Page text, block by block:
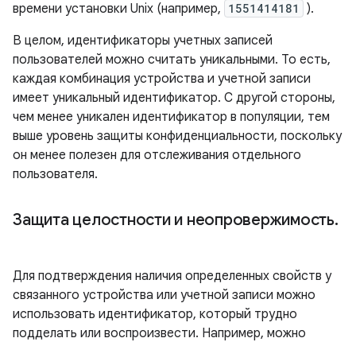
времени установки Unix (например, 1551414181
).
В целом, идентификаторы учетных записей
пользователей можно считать уникальными. То есть,
каждая комбинация устройства и учетной записи
имеет уникальный идентификатор. С другой стороны,
чем менее уникален идентификатор в популяции, тем
выше уровень защиты конфиденциальности, поскольку
он менее полезен для отслеживания отдельного
пользователя.
Защита целостности и неопровержимость.
Для подтверждения наличия определенных свойств у
связанного устройства или учетной записи можно
использовать идентификатор, который трудно
подделать или воспроизвести. Например, можно